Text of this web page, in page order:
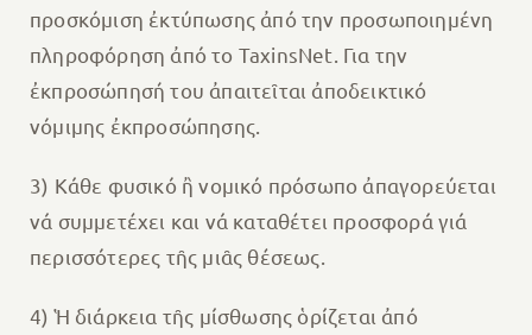
προσκόμιση ἐκτύπωσης ἀπό την προσωποιημένη
πληροφόρηση ἀπό το TaxinsNet. Για την
ἐκπροσώπησή του ἀπαιτεῖται ἀποδεικτικό
νόμιμης ἐκπροσώπησης.
3) Κάθε φυσικό ἢ νομικό πρόσωπο ἀπαγορεύεται
νά συμμετέχει και νά καταθέτει προσφορά γιά
περισσότερες τῆς μιᾶς θέσεως.
4) Ἡ διάρκεια τῆς μίσθωσης ὁρίζεται ἀπό